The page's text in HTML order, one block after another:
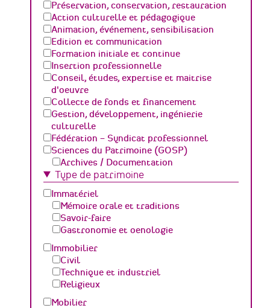
Préservation, conservation, restauration
Action culturelle et pédagogique
Animation, événement, sensibilisation
Edition et communication
Formation initiale et continue
Insertion professionnelle
Conseil, études, expertise et maitrise
d'oeuvre
Collecte de fonds et financement
Gestion, développement, ingénierie
culturelle
Fédération – Syndicat professionnel
Sciences du Patrimoine (GOSP)
Archives / Documentation
Conservation du patrimoine et
Humanités numériques
Relations Publiques (médiation
culturelle et valorisation)
Sciences des matériaux et de l'ingénierie
Type de patrimoine
Immatériel
Mémoire orale et traditions
Savoir-faire
Gastronomie et oenologie
Immobilier
Civil
Technique et industriel
Religieux
Mobilier